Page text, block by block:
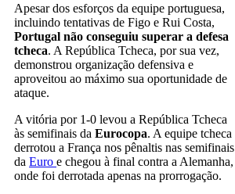
Apesar dos esforços da equipe portuguesa,
incluindo tentativas de Figo e Rui Costa,
Portugal não conseguiu superar a defesa
tcheca. A República Tcheca, por sua vez,
demonstrou organização defensiva e
aproveitou ao máximo sua oportunidade de
ataque.
A vitória por 1-0 levou a República Tcheca
às semifinais da Eurocopa. A equipe tcheca
derrotou a França nos pênaltis nas semifinais
da Euro e chegou à final contra a Alemanha,
onde foi derrotada apenas na prorrogação.